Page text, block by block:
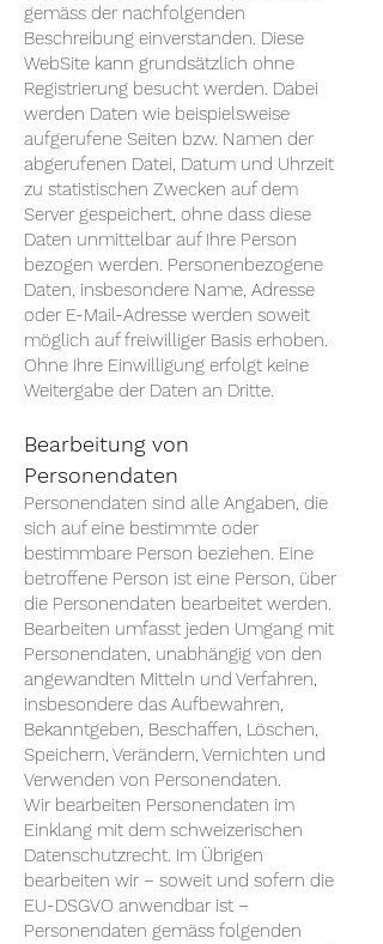
gemäss der nachfolgenden
Beschreibung einverstanden. Diese
WebSite kann grundsätzlich ohne
Registrierung besucht werden. Dabei
werden Daten wie beispielsweise
aufgerufene Seiten bzw. Namen der
abgerufenen Datei, Datum und Uhrzeit
zu statistischen Zwecken auf dem
Server gespeichert, ohne dass diese
Daten unmittelbar auf Ihre Person
bezogen werden. Personenbezogene
Daten, insbesondere Name, Adresse
oder E-Mail-Adresse werden soweit
möglich auf freiwilliger Basis erhoben.
Ohne Ihre Einwilligung erfolgt keine
Weitergabe der Daten an Dritte.
Bearbeitung von
Personendaten
Personendaten sind alle Angaben, die
sich auf eine bestimmte oder
bestimmbare Person beziehen. Eine
betroffene Person ist eine Person, über
die Personendaten bearbeitet werden.
Bearbeiten umfasst jeden Umgang mit
Personendaten, unabhängig von den
angewandten Mitteln und Verfahren,
insbesondere das Aufbewahren,
Bekanntgeben, Beschaffen, Löschen,
Speichern, Verändern, Vernichten und
Verwenden von Personendaten.
Wir bearbeiten Personendaten im
Einklang mit dem schweizerischen
Datenschutzrecht. Im Übrigen
bearbeiten wir – soweit und sofern die
EU-DSGVO anwendbar ist –
Personendaten gemäss folgenden